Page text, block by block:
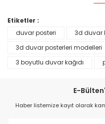
Etiketler :
duvar posteri
3d duvar
3d duvar posterleri modelleri
3 boyutlu duvar kağıdı
E-
Haber listemize kayıt olarak